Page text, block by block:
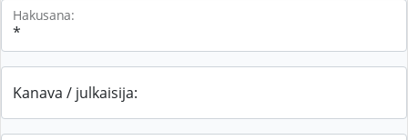
Hakusana:
Kanava / julkaisija: